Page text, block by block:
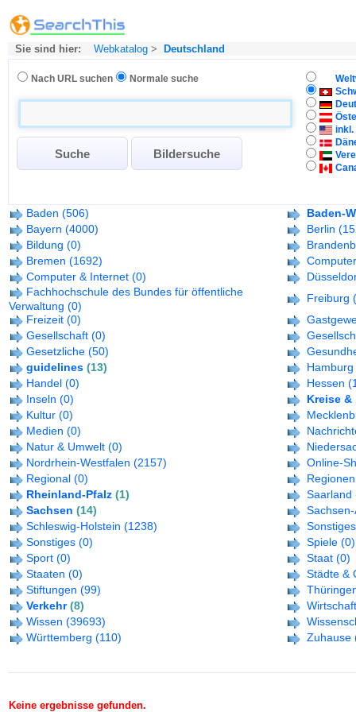
Sie sind hier: Webkatalog > Deutschland
Nach URL suchen Normale suche
inkl.
Baden (506)
Baden-
Bayern (4000) Berlin
Bildung (0)
Bremen (1692)
Computer
Computer & Internet (0)
Fachhochschule des Bundes für öffentliche
Verwaltung (0)
Freiburg
Freizeit (0)
Gesellschaft (0)
Gesetzliche (50)
guidelines (13)
Hamburg
Handel (0) Hessen
Inseln (0)
Kreise &
Kultur (0)
Medien (0)
Natur & Umwelt (0)
Nordrhein-Westfalen (2157)
Online-
Regional (0)
Regionen
Rheinland-Pfalz (1) Saarland
Sachsen (14)
Schleswig-Holstein (1238)
Sonstiges
Sonstiges (0) Spiele (0)
Sport (0) Staat (0)
Staaten (0)
Städte &
Stiftungen (99)
Verkehr (8)
Wirtschaft
Wissen (39693)
Württemberg (110) Zuhause
Keine ergebnisse gefunden.